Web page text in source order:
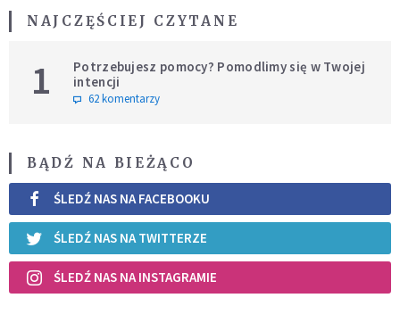
NAJCZĘŚCIEJ CZYTANE
1
Potrzebujesz pomocy? Pomodlimy się w Twojej
intencji
62 komentarzy
BĄDŹ NA BIEŻĄCO
ŚLEDŹ NAS NA FACEBOOKU
ŚLEDŹ NAS NA TWITTERZE
ŚLEDŹ NAS NA INSTAGRAMIE